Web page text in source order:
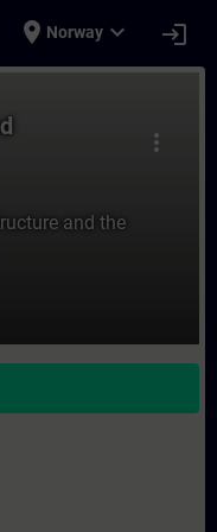
place Norway expand_more login
more_vert
and the